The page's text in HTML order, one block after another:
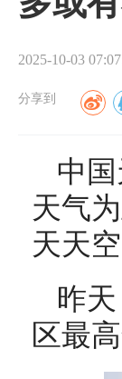
2025-10-03
分享到
中
天气
天天
昨
区最